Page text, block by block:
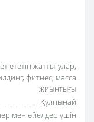
ететін жаттығулар,
фитнес, масса
жиынтығы
Құлпынай
мен әйелдер үшін